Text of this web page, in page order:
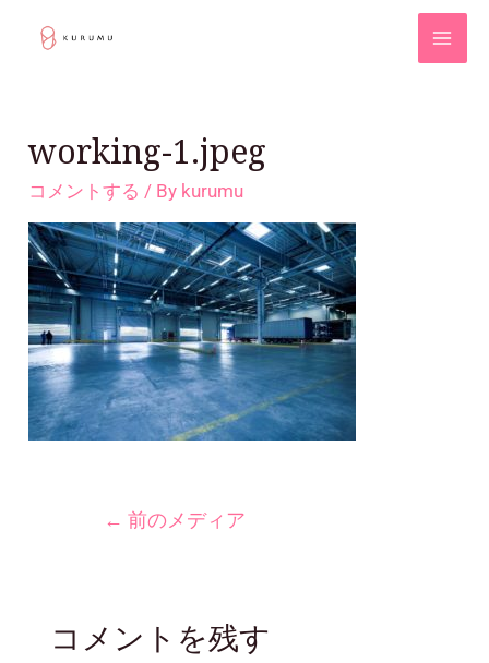
working-1.jpeg
コメントする / By kurumu
← 前のメディア
コメントを残す